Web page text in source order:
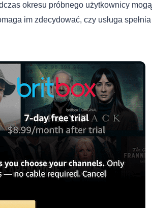
okresu próbnego użytkownicy mogą
im zdecydować, czy usługa spełnia